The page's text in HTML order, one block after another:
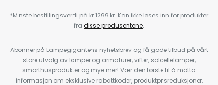
*Minste bestillingsverdi på kr 1299 kr. Kan ikke løses inn for produkter
fra disse produsentene.
Abonner på Lampegigantens nyhetsbrev og få gode tilbud på vårt
store utvalg av lamper og armaturer, vifter, solcellelamper,
smarthusprodukter og mye mer! Vær den første til å motta
informasjon om eksklusive rabattkoder, produktprisreduksjoner,